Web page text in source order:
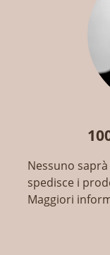
Nessuno
spedisce i
Maggiori